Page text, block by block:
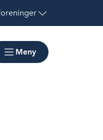
Meny